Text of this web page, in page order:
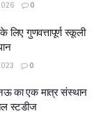
0
गुणवत्तापूर्ण स्कूली
0
का एक मात्र संस्थान
स्टडीज